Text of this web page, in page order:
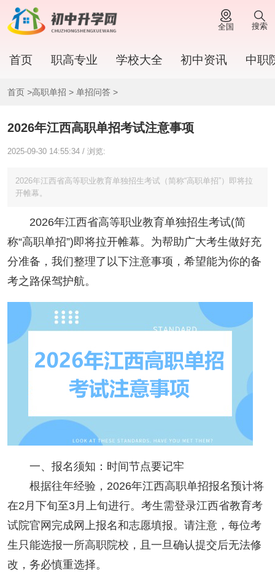
全国 搜索
首页 职高专业 学校大全 初中资讯 中职
首页 >高职单招 > 单招问答>
2026年江西高职单招考试注意事项
2025-09-30 14:55:34 / 浏览:
2026年江西省高等职业教育单独招生考试（简称“高职单招”）即将拉
开帷幕。
2026年江西省高等职业教育单独招生考试(简
称“高职单招”)即将拉开帷幕。为帮助广大考生做好充
分准备，我们整理了以下注意事项，希望能为你的备
考之路保驾护航。
一、报名须知：时间节点要记牢
根据往年经验，2026年江西高职单招报名预计将
在2月下旬至3月上旬进行。考生需登录江西省教育考
试院官网完成网上报名和志愿填报。请注意，每位考
生只能选报一所高职院校，且一旦确认提交后无法修
改，务必慎重选择。